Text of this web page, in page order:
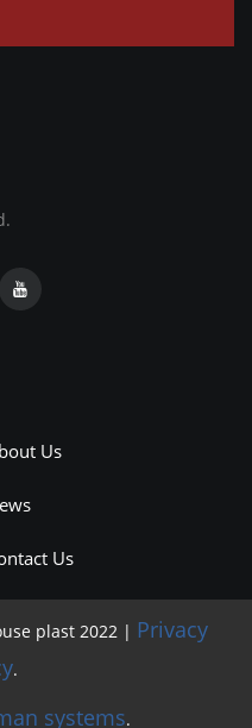
Us
Us
plast 2022 | Privacy
.
systems.